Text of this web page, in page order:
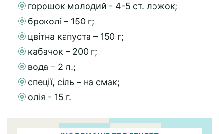
горошок молодий - 4-5 ст. ложок;
броколі – 150 г;
цвітна капуста – 150 г;
кабачок – 200 г;
вода – 2 л.;
спеції, сіль – на смак;
олія - 15 г.